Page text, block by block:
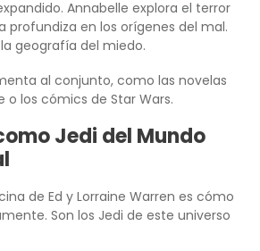
Annabelle explora el terror
profundiza en los orígenes del mal.
geografía del miedo.
al conjunto, como las novelas
o los cómics de Star Wars.
Jedi del Mundo
de Ed y Lorraine Warren es cómo
Son los Jedi de este universo